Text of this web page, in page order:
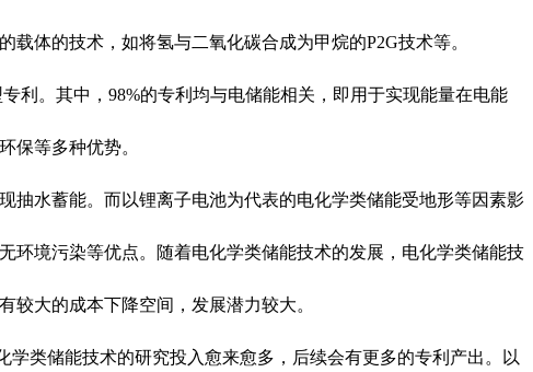
体的技术，如将氢与二氧化碳合成为甲烷的P2G技术等。
利。其中，98%的专利均与电储能相关，即用于实现能量在电能
保等多种优势。
水蓄能。而以锂离子电池为代表的电化学类储能受地形等因素影
环境污染等优点。随着电化学类储能技术的发展，电化学类储能技
大的成本下降空间，发展潜力较大。
类储能技术的研究投入愈来愈多，后续会有更多的专利产出。以